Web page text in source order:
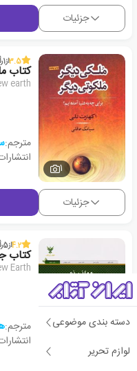
دسته بندی موضوعی
لوازم تحریر
جزئیات
1
3.5از1
کتاب
earth
مترجم:
جزئیات
4.2از5
کتاب
Earth
مترجم: